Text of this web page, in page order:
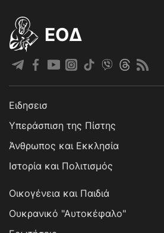
EOΔ
Ειδησεισ
Υπεράσπιση της Πίστης
Άνθρωπος και Εκκλησία
Ιστορία και Πολιτισμός
Οικογένεια και Παιδιά
Ουκρανικό "Αυτοκέφαλο"